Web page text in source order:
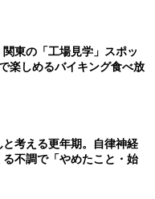
東の「工場見学」スポッ
楽しめるバイキング食べ放
考える更年期。自律神経
不調で「やめたこと・始